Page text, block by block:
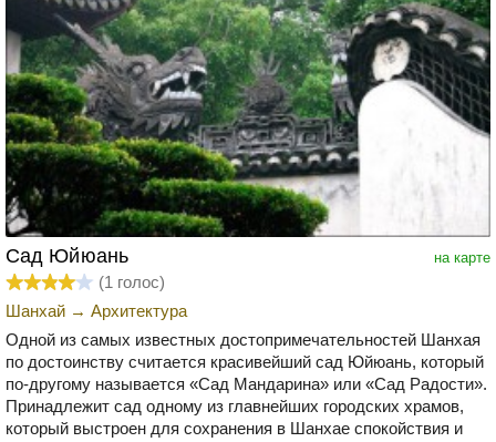
на карте
Сад Юйюань
(1 голос)
Шанхай → Архитектура
Одной из самых известных достопримечательностей Шанхая
по достоинству считается красивейший сад Юйюань, который
по-другому называется «Сад Мандарина» или «Сад Радости».
Принадлежит сад одному из главнейших городских храмов,
который выстроен для сохранения в Шанхае спокойствия и